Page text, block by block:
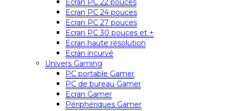
Ecran PC 22 pouces
Ecran PC 24 pouces
Ecran PC 27 pouces
Ecran PC 30 pouces et +
Ecran haute résolution
Ecran incurvé
Univers Gaming
PC portable Gamer
PC de bureau Gamer
Ecran Gamer
Périphériques Gamer